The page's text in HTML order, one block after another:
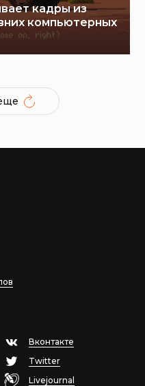
кадры из
компьютерных
Вконтакте
Twitter
Livejournal